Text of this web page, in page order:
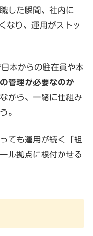
した瞬間、社内に
なり、運用がストッ
本からの駐在員や本
管理が必要なのか
ながら、一緒に仕組み
。
ても運用が続く「組
ル拠点に根付かせる